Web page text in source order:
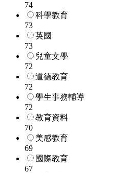
74
科學教育
73
英國
73
兒童文學
72
道德教育
72
學生事務輔導
72
教育資料
70
美感教育
69
國際教育
67